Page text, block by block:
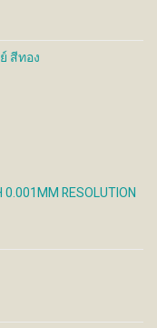
สีทอง
0.001MM RESOLUTION